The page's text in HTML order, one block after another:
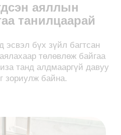
аяллын
танилцаарай
эсвэл бүх зүйл багтсан
төлөвлөж байгаа
танд алдмааргүй давуу
зориулж байна.